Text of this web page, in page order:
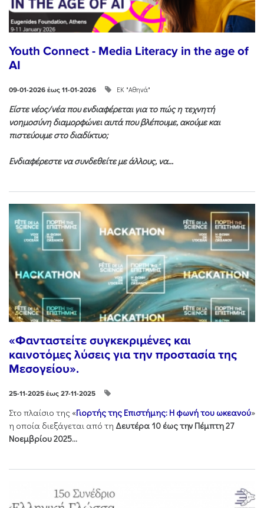
Youth Connect - Media Literacy in the age of
AI
09-01-2026 έως 11-01-2026 ΕΚ "Αθηνά"
Είστε νέος/νέα που ενδιαφέρεται για το πώς η τεχνητή
νοημοσύνη διαμορφώνει αυτά που βλέπουμε, ακούμε και
πιστεύουμε στο διαδίκτυο;
Ενδιαφέρεστε να συνδεθείτε με άλλους, να...
«Φανταστείτε συγκεκριμένες και
καινοτόμες λύσεις για την προστασία της
Μεσογείου».
25-11-2025 έως 27-11-2025
Στo πλαίσιo της «Γιορτής της Επιστήμης: Η φωνή του ωκεανού»
η οποία διεξάγεται από τη Δευτέρα 10 έως την Πέμπτη 27
Νοεμβρίου 2025...